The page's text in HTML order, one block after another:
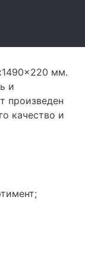
мм.
и
произведен
качество и